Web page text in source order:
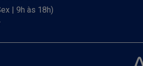
| 9h às 18h)